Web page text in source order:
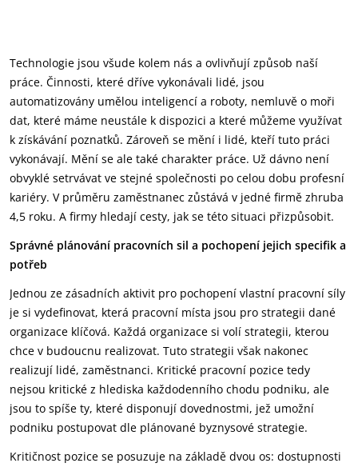
Technologie jsou všude kolem nás a ovlivňují způsob naší
práce. Činnosti, které dříve vykonávali lidé, jsou
automatizovány umělou inteligencí a roboty, nemluvě o moři
dat, které máme neustále k dispozici a které můžeme využívat
k získávání poznatků. Zároveň se mění i lidé, kteří tuto práci
vykonávají. Mění se ale také charakter práce. Už dávno není
obvyklé setrvávat ve stejné společnosti po celou dobu profesní
kariéry. V průměru zaměstnanec zůstává v jedné firmě zhruba
4,5 roku. A firmy hledají cesty, jak se této situaci přizpůsobit.
Správné plánování pracovních sil a pochopení jejich specifik a
potřeb
Jednou ze zásadních aktivit pro pochopení vlastní pracovní síly
je si vydefinovat, která pracovní místa jsou pro strategii dané
organizace klíčová. Každá organizace si volí strategii, kterou
chce v budoucnu realizovat. Tuto strategii však nakonec
realizují lidé, zaměstnanci. Kritické pracovní pozice tedy
nejsou kritické z hlediska každodenního chodu podniku, ale
jsou to spíše ty, které disponují dovednostmi, jež umožní
podniku postupovat dle plánované byznysové strategie.
Kritičnost pozice se posuzuje na základě dvou os: dostupnosti